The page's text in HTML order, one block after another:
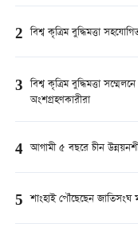
2 বিশ্ব কৃত্রিম বুদ্ধিমত্তা
3 বিশ্ব কৃত্রিম বুদ্ধিমত্তা
অংশগ্রহণকারীরা
4 আগামী ৫ বছরে চীন
5 শাংহাই পৌঁছেছেন জাতিসংঘ